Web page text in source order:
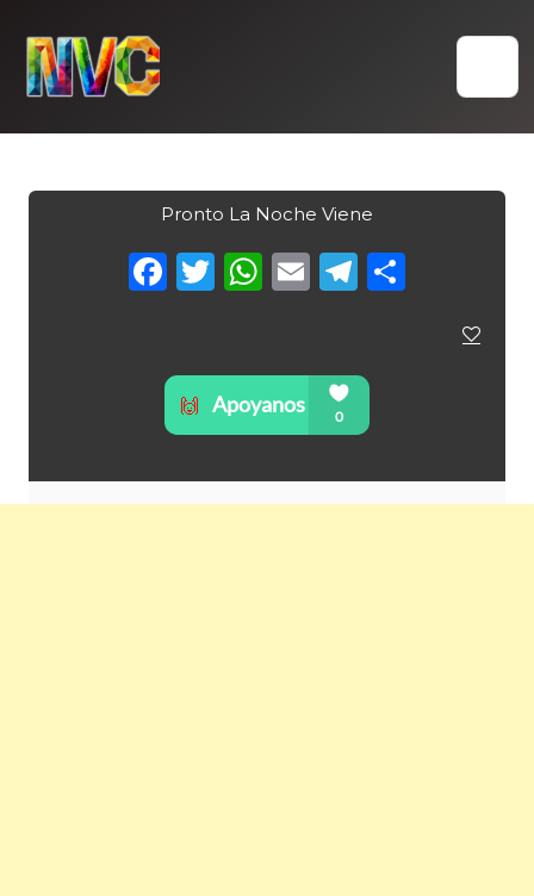
content
Pronto La Noche Viene
Facebook
Twitter
WhatsApp
Email